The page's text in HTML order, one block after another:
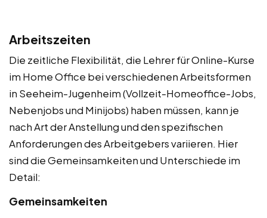
Arbeitszeiten
Die zeitliche Flexibilität, die Lehrer für Online-Kurse
im Home Office bei verschiedenen Arbeitsformen
in Seeheim-Jugenheim (Vollzeit-Homeoffice-Jobs,
Nebenjobs und Minijobs) haben müssen, kann je
nach Art der Anstellung und den spezifischen
Anforderungen des Arbeitgebers variieren. Hier
sind die Gemeinsamkeiten und Unterschiede im
Detail:
Gemeinsamkeiten